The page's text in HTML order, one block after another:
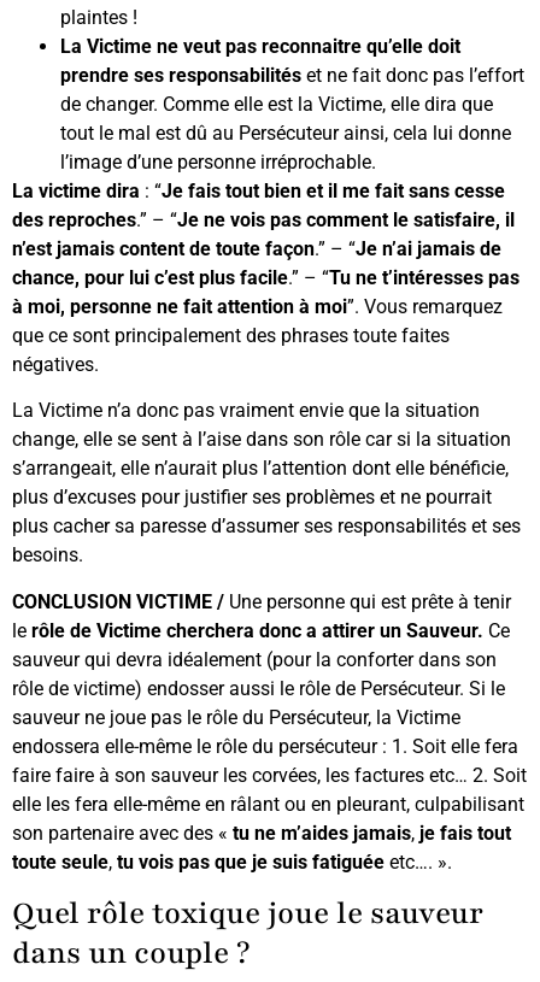
plaintes !
La Victime ne veut pas reconnaitre qu’elle doit
prendre ses responsabilités et ne fait donc pas l’effort
de changer. Comme elle est la Victime, elle dira que
tout le mal est dû au Persécuteur ainsi, cela lui donne
l’image d’une personne irréprochable.
La victime dira : “Je fais tout bien et il me fait sans cesse
des reproches.” – “Je ne vois pas comment le satisfaire, il
n’est jamais content de toute façon.” – “Je n’ai jamais de
chance, pour lui c’est plus facile.” – “Tu ne t’intéresses pas
à moi, personne ne fait attention à moi”. Vous remarquez
que ce sont principalement des phrases toute faites
négatives.
La Victime n’a donc pas vraiment envie que la situation
change, elle se sent à l’aise dans son rôle car si la situation
s’arrangeait, elle n’aurait plus l’attention dont elle bénéficie,
plus d’excuses pour justifier ses problèmes et ne pourrait
plus cacher sa paresse d’assumer ses responsabilités et ses
besoins.
CONCLUSION VICTIME / Une personne qui est prête à tenir
le rôle de Victime cherchera donc a attirer un Sauveur. Ce
sauveur qui devra idéalement (pour la conforter dans son
rôle de victime) endosser aussi le rôle de Persécuteur. Si le
sauveur ne joue pas le rôle du Persécuteur, la Victime
endossera elle-même le rôle du persécuteur : 1. Soit elle fera
faire faire à son sauveur les corvées, les factures etc… 2. Soit
elle les fera elle-même en râlant ou en pleurant, culpabilisant
son partenaire avec des « tu ne m’aides jamais, je fais tout
toute seule, tu vois pas que je suis fatiguée etc…. ».
Quel rôle toxique joue le sauveur
dans un couple ?